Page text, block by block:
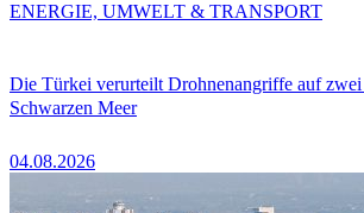
Die Türkei verurteilt Drohnenangriffe auf
Schwarzen Meer
04.08.2026
ENERGIE, UMWELT & TRANSPORT